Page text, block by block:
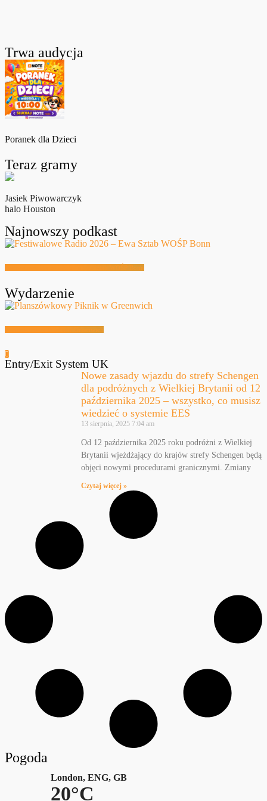
Trwa audycja
Poranek dla Dzieci
Teraz gramy
Jasiek Piwowarczyk
halo Houston
Najnowszy podkast
Wydarzenie
Entry/Exit System UK
Nowe zasady wjazdu do strefy Schengen
dla podróżnych z Wielkiej Brytanii od 12
października 2025 – wszystko, co musisz
wiedzieć o systemie EES
13 sierpnia, 2025 7:04 am
Od 12 października 2025 roku podróżni z Wielkiej
Brytanii wjeżdżający do krajów strefy Schengen będą
objęci nowymi procedurami granicznymi. Zmiany
Czytaj więcej »
Pogoda
London, ENG, GB
20°C